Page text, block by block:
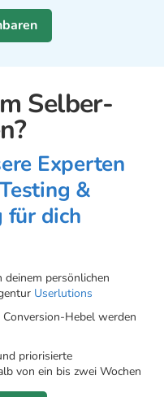
Selber-
Experten
&
für dich
persönlichen
Userlutions
Hebel werden
priorisierte
von ein bis zwei Wochen